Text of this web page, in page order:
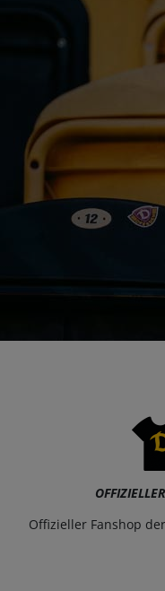
Offizieller Fanshop